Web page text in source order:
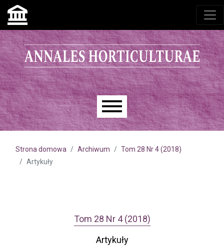
Przejdź do głównego menu
Przejdź do sekcji głównej
Przejdź do stopki
Main menu
Strona domowa Archiwum
Tom 28 Nr 4 (2018)
Artykuły
Tom 28 Nr 4 (2018)
Artykuły